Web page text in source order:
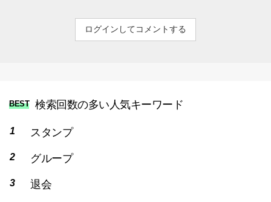
ログインしてコメントする
BEST 検索回数の多い人気キーワード
スタンプ
グループ
退会